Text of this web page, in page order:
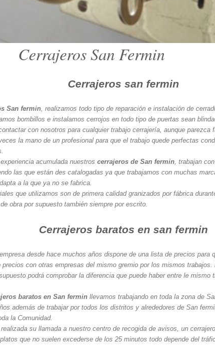
San Fermin
Cerrajeros san fermin
San fermin , realizamos todo tipo de reparación e instalación de
bombillos e instalamos cerrojos en todo tipo de puertas sean
con nosotros para cualquier trabajo cerrajería, aunque parezca
la mano de un profesional para que el trabajo quede perfectas
acumulada nuestroscerrajeros de San fermin , trabajan
las que están des catalogadas ya que trabajamos con muchas
a la que ya no se fabrica.
que utilizamos son de primera calidad granizados por fábrica
obra por supuesto también siempre por escrito.
Cerrajeros baratos en san fermin
desde hace muchos años dispone de una lista de precios para
precios con otras empresas del mismo gremio por los mismos trabajos.
podrá comprobar la diferencia que puede haber entre le mismo
baratos en San fermin llevamos trabajando en toda la zona de
además de trabajar por todos los distritos y alrededores de San
la Comunidad.
su llamada a nuestro centro de recogida de avisos, un
que no suelen excederse de los 25 minutos todo depende del